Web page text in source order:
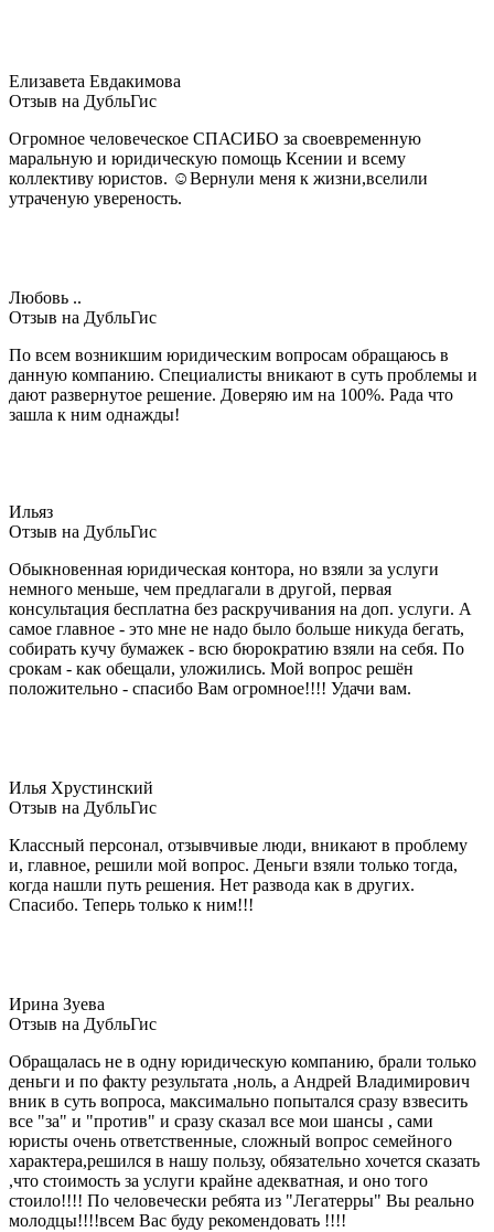
Елизавета Евдакимова
Отзыв на ДубльГис
Огромное человеческое СПАСИБО за своевременную
маральную и юридическую помощь Ксении и всему
коллективу юристов. ☺Вернули меня к жизни,вселили
утраченую увереность.
Любовь ..
Отзыв на ДубльГис
По всем возникшим юридическим вопросам обращаюсь в
данную компанию. Специалисты вникают в суть проблемы и
дают развернутое решение. Доверяю им на 100%. Рада что
зашла к ним однажды!
Ильяз
Отзыв на ДубльГис
Обыкновенная юридическая контора, но взяли за услуги
немного меньше, чем предлагали в другой, первая
консультация бесплатна без раскручивания на доп. услуги. А
самое главное - это мне не надо было больше никуда бегать,
собирать кучу бумажек - всю бюрократию взяли на себя. По
срокам - как обещали, уложились. Мой вопрос решён
положительно - спасибо Вам огромное!!!! Удачи вам.
Илья Хрустинский
Отзыв на ДубльГис
Классный персонал, отзывчивые люди, вникают в проблему
и, главное, решили мой вопрос. Деньги взяли только тогда,
когда нашли путь решения. Нет развода как в других.
Спасибо. Теперь только к ним!!!
Ирина Зуева
Отзыв на ДубльГис
Обращалась не в одну юридическую компанию, брали только
деньги и по факту результата ,ноль, а Андрей Владимирович
вник в суть вопроса, максимально попытался сразу взвесить
все "за" и "против" и сразу сказал все мои шансы , сами
юристы очень ответственные, сложный вопрос семейного
характера,решился в нашу пользу, обязательно хочется сказать
,что стоимость за услуги крайне адекватная, и оно того
стоило!!!! По человечески ребята из "Легатерры" Вы реально
молодцы!!!!всем Вас буду рекомендовать !!!!